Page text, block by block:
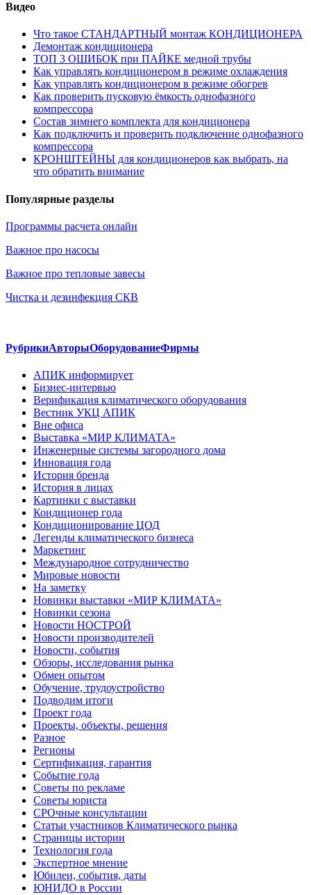
Видео
Что такое СТАНДАРТНЫЙ монтаж КОНДИЦИОНЕРА
Демонтаж кондиционера
ТОП 3 ОШИБОК при ПАЙКЕ медной трубы
Как управлять кондиционером в режиме охлаждения
Как управлять кондиционером в режиме обогрев
Как проверить пусковую ёмкость однофазного
компрессора
Состав зимнего комплекта для кондиционера
Как подключить и проверить подключение однофазного
компрессора
КРОНШТЕЙНЫ для кондиционеров как выбрать, на
что обратить внимание
Популярные разделы
Программы расчета онлайн
Важное про насосы
Важное про тепловые завесы
Чистка и дезинфекция СКВ
РубрикиАвторыОборудованиеФирмы
АПИК информирует
Бизнес-интервью
Верификация климатического оборудования
Вестник УКЦ АПИК
Вне офиса
Выставка «МИР КЛИМАТА»
Инженерные системы загородного дома
Инновация года
История бренда
История в лицах
Картинки с выставки
Кондиционер года
Кондиционирование ЦОД
Легенды климатического бизнеса
Маркетинг
Международное сотрудничество
Мировые новости
На заметку
Новинки выставки «МИР КЛИМАТА»
Новинки сезона
Новости НОСТРОЙ
Новости производителей
Новости, события
Обзоры, исследования рынка
Обмен опытом
Обучение, трудоустройство
Подводим итоги
Проект года
Проекты, объекты, решения
Разное
Регионы
Сертификация, гарантия
Событие года
Советы по рекламе
Советы юриста
СРОчные консультации
Статьи участников Климатического рынка
Страницы истории
Технология года
Экспертное мнение
Юбилеи, события, даты
ЮНИДО в России